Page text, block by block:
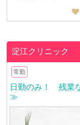
淀江クリニック
常勤
日勤のみ！ 残業
≫